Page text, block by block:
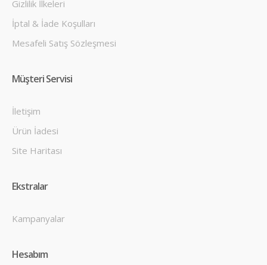
Gizlilik İlkeleri
İptal & İade Koşulları
Mesafeli Satış Sözleşmesi
Müşteri Servisi
İletişim
Ürün İadesi
Site Haritası
Ekstralar
Kampanyalar
Hesabım